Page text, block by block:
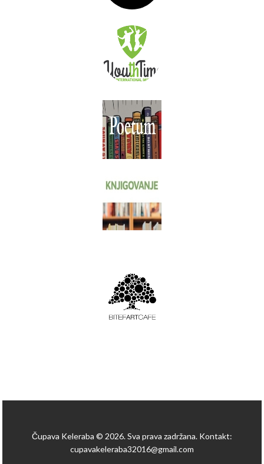
Čupava Keleraba © 2026. Sva prava zadržana. Kontakt:
cupavakeleraba32016@gmail.com